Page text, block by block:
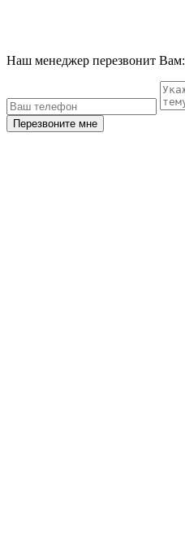
Наш менеджер перезвонит Вам:
Перезвоните мне